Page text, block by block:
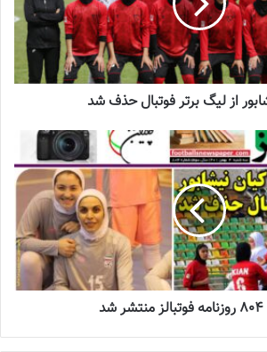
2022-12-11
تیم ملی فوتسال زنان اعلام شد
2025-04-28
عجیب ستاره ایرانی در تورکال
2023-05-12
اردوی انتخابی تیم ملی فوتسال
2023-08-01
فوتسال زنانایران را در سایت روزنامه فوتبالز
از لیگ برتر فوتبال حذف شد